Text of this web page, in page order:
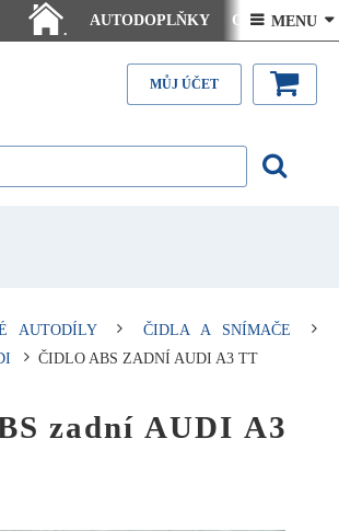
.
AUTODOPLŇKY Ceny doručení
Články - návody Kontakt
 MENU 
MŮJ ÚČET
AUTODÍLY
ČIDLA A SNÍMAČE
ČIDLO ABS ZADNÍ AUDI A3 TT
zadní AUDI A3